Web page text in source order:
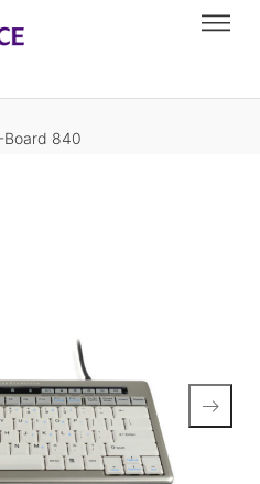
Board 840